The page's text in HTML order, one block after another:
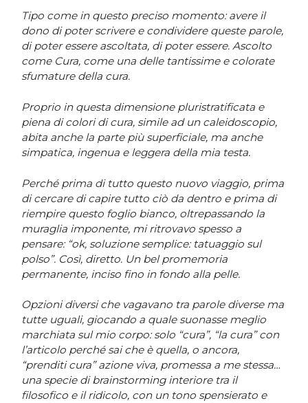
Tipo come in questo preciso momento: avere il
dono di poter scrivere e condividere queste parole,
di poter essere ascoltata, di poter essere. Ascolto
come Cura, come una delle tantissime e colorate
sfumature della cura.
Proprio in questa dimensione pluristratificata e
piena di colori di cura, simile ad un caleidoscopio,
abita anche la parte più superficiale, ma anche
simpatica, ingenua e leggera della mia testa.
Perché prima di tutto questo nuovo viaggio, prima
di cercare di capire tutto ciò da dentro e prima di
riempire questo foglio bianco, oltrepassando la
muraglia imponente, mi ritrovavo spesso a
pensare: “ok, soluzione semplice: tatuaggio sul
polso”. Così, diretto. Un bel promemoria
permanente, inciso fino in fondo alla pelle.
Opzioni diversi che vagavano tra parole diverse ma
tutte uguali, giocando a quale suonasse meglio
marchiata sul mio corpo: solo “cura”, “la cura” con
l’articolo perché sai che è quella, o ancora,
“prenditi cura” azione viva, promessa a me stessa…
una specie di brainstorming interiore tra il
filosofico e il ridicolo, con un tono spensierato e